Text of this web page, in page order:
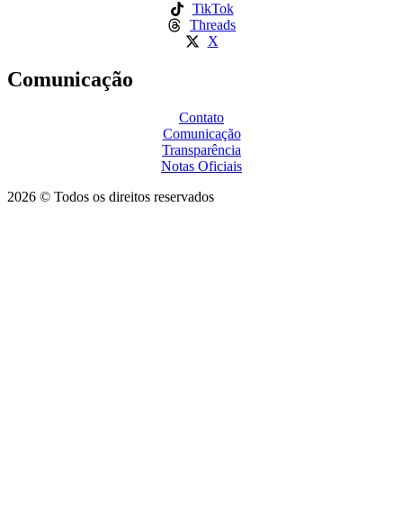
TikTok
Threads
X
Comunicação
Contato
Comunicação
Transparência
Notas Oficiais
2026 © Todos os direitos reservados